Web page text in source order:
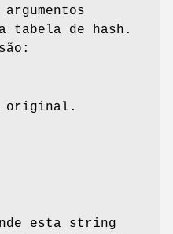
tabela de hash.
original.
esta string